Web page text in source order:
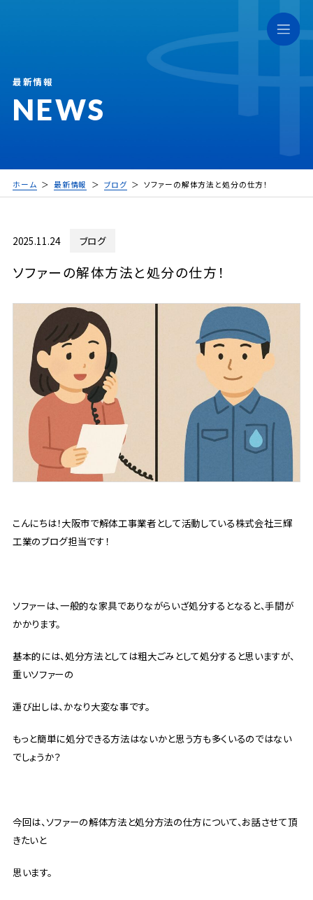
NEWS
最新情報
ホーム 最新情報 ブログ ソファーの解体方法と処分の仕方！
2025.11.24 ブログ
ソファーの解体方法と処分の仕方！
こんにちは！大阪市で解体工事業者として活動している株式会社三輝
工業のブログ担当です！
ソファーは、一般的な家具でありながらいざ処分するとなると、手間が
かかります。
基本的には、処分方法としては粗大ごみとして処分すると思いますが、
重いソファーの
運び出しは、かなり大変な事です。
もっと簡単に処分できる方法はないかと思う方も多くいるのではない
でしょうか？
今回は、ソファーの解体方法と処分方法の仕方について、お話させて頂
きたいと
思います。